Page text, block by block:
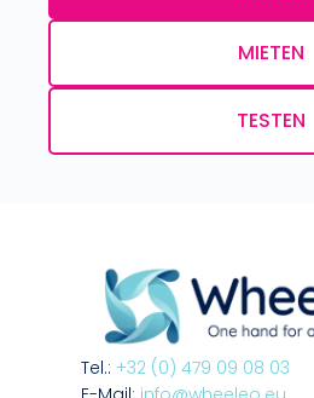
MIETEN
TESTEN
Tel.: +32 (0) 479 09 08 03